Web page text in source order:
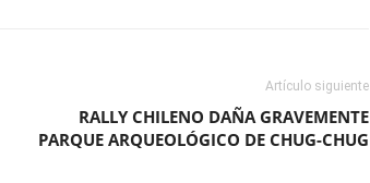
Artículo siguiente
RALLY CHILENO DAÑA GRAVEMENTE
PARQUE ARQUEOLÓGICO DE CHUG-CHUG